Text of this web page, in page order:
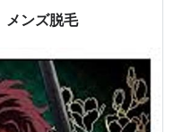
メンズ脱毛